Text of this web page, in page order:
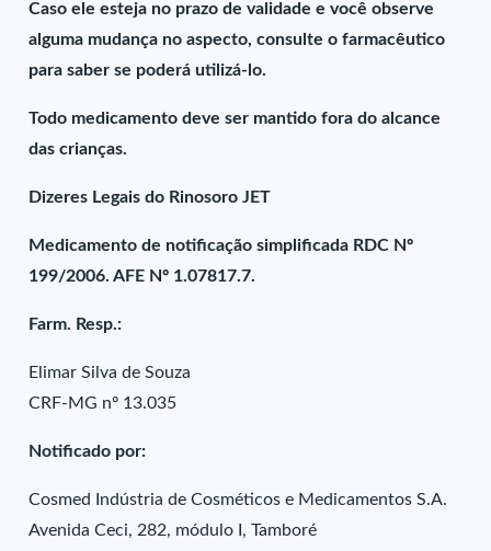
Caso ele esteja no prazo de validade e você observe
alguma mudança no aspecto, consulte o farmacêutico
para saber se poderá utilizá-lo.
Todo medicamento deve ser mantido fora do alcance
das crianças.
Dizeres Legais do Rinosoro JET
Medicamento de notificação simplificada RDC Nº
199/2006. AFE Nº 1.07817.7.
Farm. Resp.:
Elimar Silva de Souza
CRF-MG nº 13.035
Notificado por:
Cosmed Indústria de Cosméticos e Medicamentos S.A.
Avenida Ceci, 282, módulo I, Tamboré